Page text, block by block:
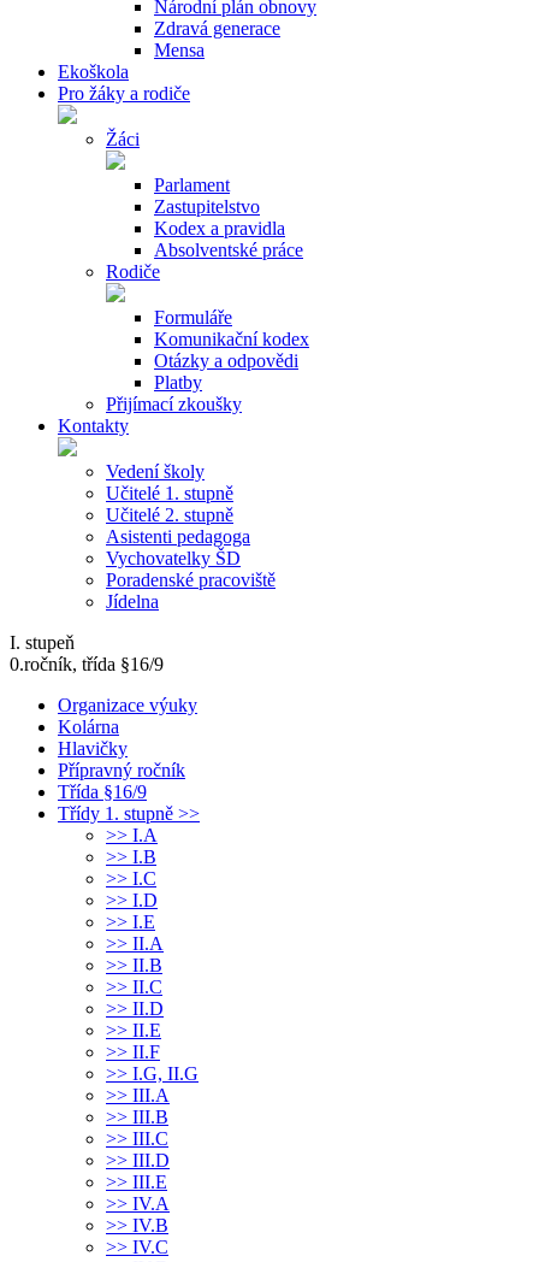
Národní plán obnovy
Zdravá generace
Mensa
Ekoškola
Pro žáky a rodiče
Žáci
Parlament
Zastupitelstvo
Kodex a pravidla
Absolventské práce
Rodiče
Formuláře
Komunikační kodex
Otázky a odpovědi
Platby
Přijímací zkoušky
Kontakty
Vedení školy
Učitelé 1. stupně
Učitelé 2. stupně
Asistenti pedagoga
Vychovatelky ŠD
Poradenské pracoviště
Jídelna
I. stupeň
0.ročník, třída §16/9
Organizace výuky
Kolárna
Hlavičky
Přípravný ročník
Třída §16/9
Třídy 1. stupně >>
>> I.A
>> I.B
>> I.C
>> I.D
>> I.E
>> II.A
>> II.B
>> II.C
>> II.D
>> II.E
>> II.F
>> I.G, II.G
>> III.A
>> III.B
>> III.C
>> III.D
>> III.E
>> IV.A
>> IV.B
>> IV.C